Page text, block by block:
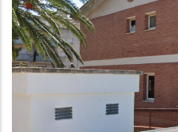
Visita Virtual A
Comarcal